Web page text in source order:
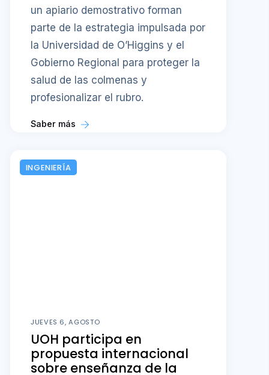
un apiario demostrativo forman
parte de la estrategia impulsada por
la Universidad de O’Higgins y el
Gobierno Regional para proteger la
salud de las colmenas y
profesionalizar el rubro.
Saber más
INGENIERÍA
JUEVES 6, AGOSTO
UOH participa en
propuesta internacional
sobre enseñanza de la